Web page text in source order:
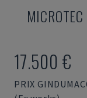
MICROTEC
17.500 €
PRIX GINDUMAC